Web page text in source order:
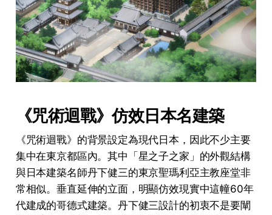
《咒術迴戰》仿效日本名建築
《咒術迴戰》的背景設定為現代日本，因此不少主要
集中在東京都區內。其中「星之子之家」的外觀結構
與日本建築名師丹下健三的東京聖瑪利亞主教座堂非
常相似。垂直延伸的立面，明顯仿效現實中這幢60年
代建成的哥德式建築。丹下健三設計的初衷不是要闡